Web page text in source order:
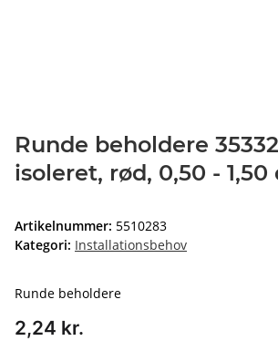
Runde beholdere
isoleret, rød, 0,50 -
Artikelnummer: 5510283
Kategori: Installationsbehov
Runde beholdere
2,24 kr.